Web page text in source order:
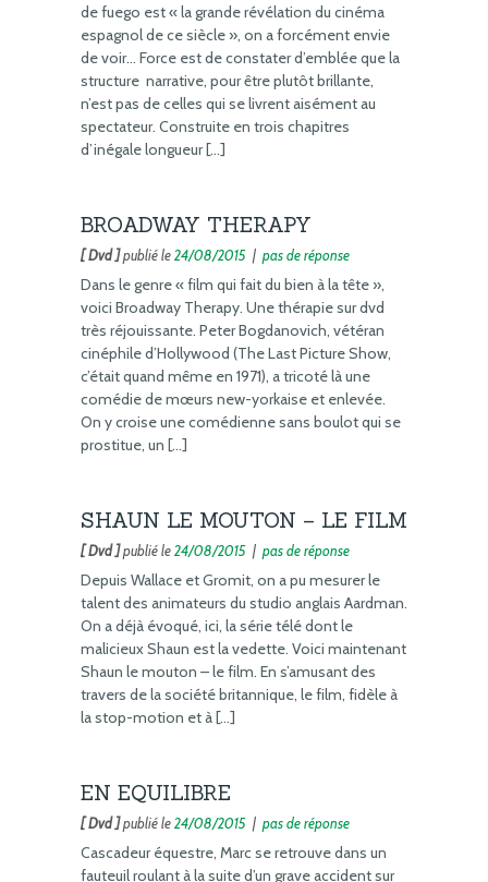
de fuego est « la grande révélation du cinéma
espagnol de ce siècle », on a forcément envie
de voir… Force est de constater d’emblée que la
structure narrative, pour être plutôt brillante,
n’est pas de celles qui se livrent aisément au
spectateur. Construite en trois chapitres
d’inégale longueur […]
BROADWAY THERAPY
[ Dvd ]publié le24/08/2015 | pas de réponse
Dans le genre « film qui fait du bien à la tête »,
voici Broadway Therapy. Une thérapie sur dvd
très réjouissante. Peter Bogdanovich, vétéran
cinéphile d’Hollywood (The Last Picture Show,
c’était quand même en 1971), a tricoté là une
comédie de mœurs new-yorkaise et enlevée.
On y croise une comédienne sans boulot qui se
prostitue, un […]
SHAUN LE MOUTON – LE FILM
[ Dvd ]publié le24/08/2015 | pas de réponse
Depuis Wallace et Gromit, on a pu mesurer le
talent des animateurs du studio anglais Aardman.
On a déjà évoqué, ici, la série télé dont le
malicieux Shaun est la vedette. Voici maintenant
Shaun le mouton – le film. En s’amusant des
travers de la société britannique, le film, fidèle à
la stop-motion et à […]
EN EQUILIBRE
[ Dvd ]publié le24/08/2015 | pas de réponse
Cascadeur équestre, Marc se retrouve dans un
fauteuil roulant à la suite d’un grave accident sur